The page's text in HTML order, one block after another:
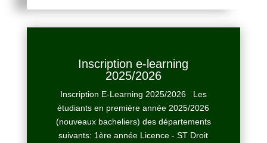
Inscription e-learning
2025/2026
Inscription E-Learning 2025/2026 Les
étudiants en première année 2025/2026
(nouveaux bacheliers) des départements
suivants: 1ère année Licence - ST Droit